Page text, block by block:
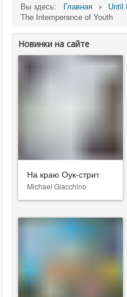
Вы здесь: Главная Until
The Intemperance of Youth
Новинки на сайте
На краю Оук-стрит
Michael Giacchino